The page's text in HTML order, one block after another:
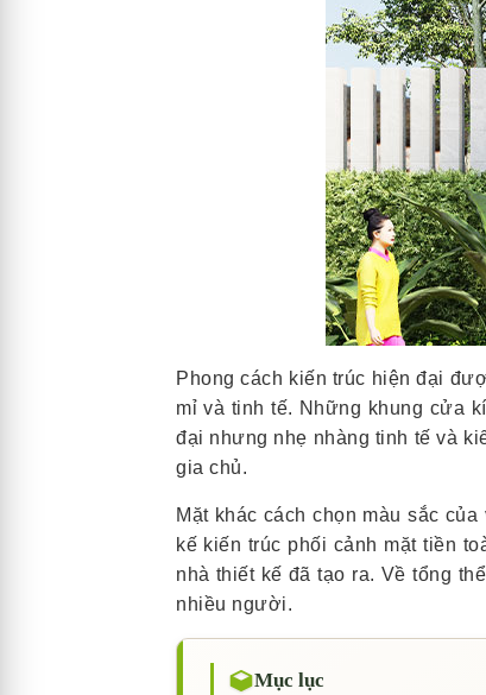
Phong cách kiến trúc hiện đại
mỉ và tinh tế. Những khung cửa
đại nhưng nhẹ nhàng tinh tế và
gia chủ.
Mặt khác cách chọn màu sắc
kế kiến trúc phối cảnh mặt tiền
nhà thiết kế đã tạo ra. Về tổng
nhiều người.
Mục lục